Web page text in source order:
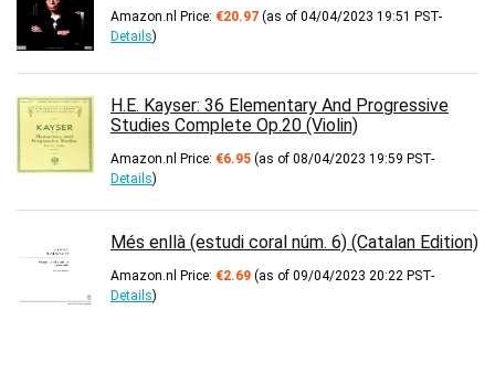
Amazon.nl Price: €20.97 (as of 04/04/2023 19:51 PST-
Details)
H.E. Kayser: 36 Elementary And Progressive
Studies Complete Op.20 (Violin)
Amazon.nl Price: €6.95 (as of 08/04/2023 19:59 PST-
Details)
Més enllà (estudi coral núm. 6) (Catalan Edition)
Amazon.nl Price: €2.69 (as of 09/04/2023 20:22 PST-
Details)